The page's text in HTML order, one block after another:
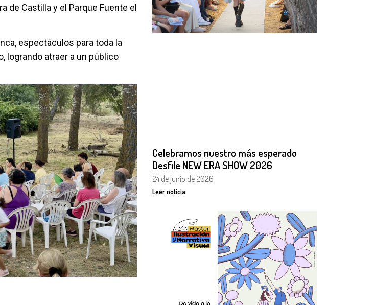
de Castilla y el Parque Fuente el
espectáculos para toda la
logrando atraer a un público
Celebramos nuestro más esperado
Desfile NEW ERA SHOW 2026
24 de junio de 2026
Leer noticia